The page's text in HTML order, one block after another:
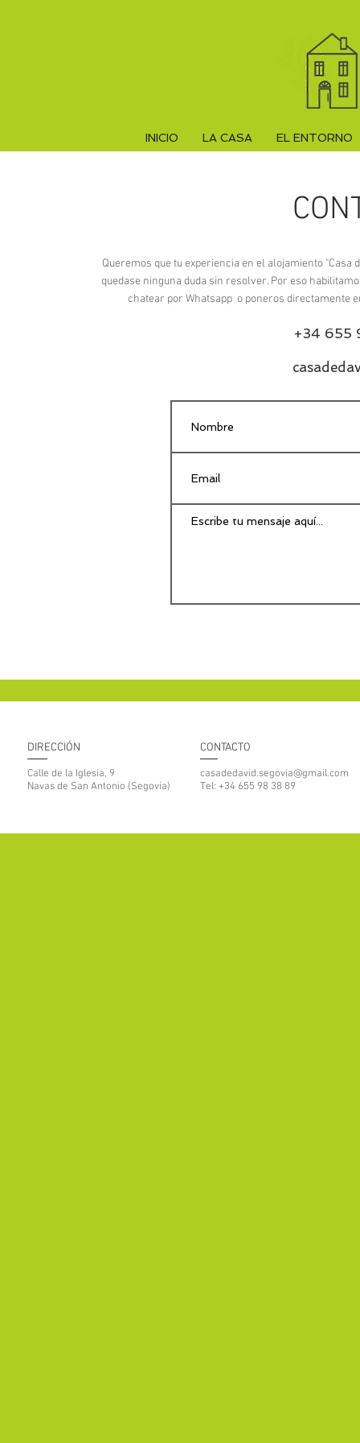
INICIO LA CASA EL ENTORNO
Queremos que tu experiencia en el alojamiento
quedase ninguna duda sin resolver. Por eso
chatear por Whatsapp o poneros directamente
+34 655
DIRECCIÓN
Calle de la Iglesia, 9
Navas de San Antonio (Segovia)
CONTACTO
casadedavid.segovia@gmail.com
Tel: +34 655 98 38 89